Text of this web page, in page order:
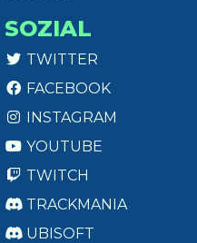
SOZIAL
TWITTER
FACEBOOK
INSTAGRAM
YOUTUBE
TWITCH
TRACKMANIA
UBISOFT